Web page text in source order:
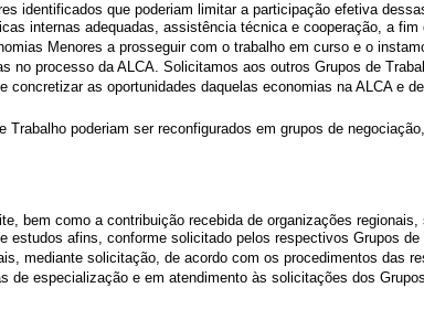
identificados que poderiam limitar a participação efetiva
internas adequadas, assistência técnica e cooperação, a fim
Menores a prosseguir com o trabalho em curso e o
processo da ALCA. Solicitamos aos outros Grupos de
as oportunidades daquelas economias na ALCA e
poderiam ser reconfigurados em grupos de
bem como a contribuição recebida de organizações regionais,
afins, conforme solicitado pelos respectivos Grupos
mediante solicitação, de acordo com os procedimentos das
especialização e em atendimento às solicitações dos